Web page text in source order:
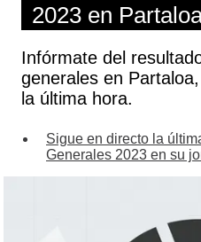
2023 en
Infórmate del
generales en
la última hora.
Sigue en directo la
Generales 2023 en su